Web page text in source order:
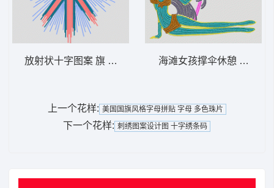
放射状十字图案 旗 米字旗 多色珠片海滩女孩撑伞休憩 伞 美
上一个花样: 美国国旗风格字母拼贴 字母 多色珠片
下一个花样: 刺绣图案设计图 十字绣条码